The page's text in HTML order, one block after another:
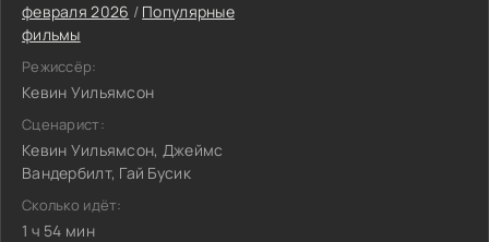
февраля 2026 / Популярные
фильмы
Режиссёр:
Кевин Уильямсон
Сценарист:
Кевин Уильямсон, Джеймс
Вандербилт, Гай Бусик
Сколько идёт:
1 ч 54 мин